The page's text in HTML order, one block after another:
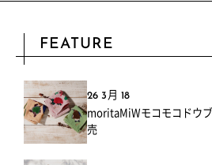
FEATURE
26 3月 18
moritaMiWモコモコドウ
売